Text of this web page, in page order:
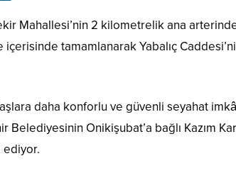
Mahallesi’nin 2 kilometrelik ana
içerisinde tamamlanarak Yabalıç
daha konforlu ve güvenli seyahat
Belediyesinin Onikişubat’a bağlı Kazım
ediyor.